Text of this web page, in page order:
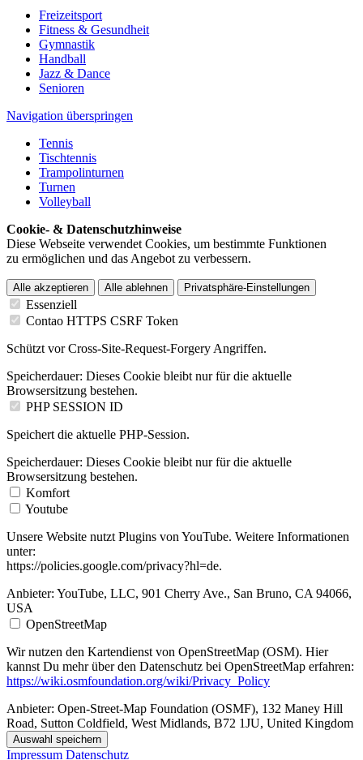
Freizeitsport
Fitness & Gesundheit
Gymnastik
Handball
Jazz & Dance
Senioren
Navigation überspringen
Tennis
Tischtennis
Trampolinturnen
Turnen
Volleyball
Cookie- & Datenschutzhinweise
Diese Webseite verwendet Cookies, um bestimmte Funktionen
zu ermöglichen und das Angebot zu verbessern.
Alle akzeptieren Alle ablehnen Privatsphäre-Einstellungen
Essenziell
Contao HTTPS CSRF Token
Schützt vor Cross-Site-Request-Forgery Angriffen.
Speicherdauer: Dieses Cookie bleibt nur für die aktuelle
Browsersitzung bestehen.
PHP SESSION ID
Speichert die aktuelle PHP-Session.
Speicherdauer: Dieses Cookie bleibt nur für die aktuelle
Browsersitzung bestehen.
Komfort
Youtube
Unsere Website nutzt Plugins von YouTube. Weitere Informationen
unter:
https://policies.google.com/privacy?hl=de.
Anbieter: YouTube, LLC, 901 Cherry Ave., San Bruno, CA 94066,
USA
OpenStreetMap
Wir nutzen den Kartendienst von OpenStreetMap (OSM). Hier
kannst Du mehr über den Datenschutz bei OpenStreetMap erfahren:
https://wiki.osmfoundation.org/wiki/Privacy_Policy
Anbieter: Open-Street-Map Foundation (OSMF), 132 Maney Hill
Road, Sutton Coldfield, West Midlands, B72 1JU, United Kingdom
Auswahl speichern
Impressum Datenschutz